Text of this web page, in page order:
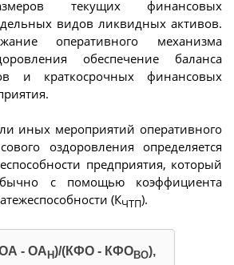
текущих финансовых
видов ликвидных активов.
оперативного механизма
обеспечение баланса
и краткосрочных финансовых
иных мероприятий оперативного
оздоровления определяется
предприятия, который
с помощью коэффициента
(КЧТП).
- ОАН)/(КФО - КФОВО),